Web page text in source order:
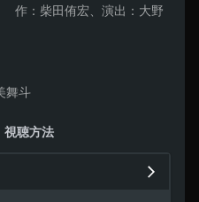
作：柴田侑宏、演出：大野
舞斗
視聴方法